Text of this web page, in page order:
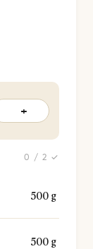
+
0 / 2 ✓
500 g
500 g